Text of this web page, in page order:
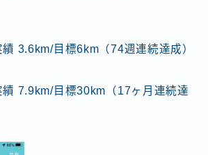
3.6km/目標6km（74週連続達成）
7.9km/目標30km（17ヶ月連続達